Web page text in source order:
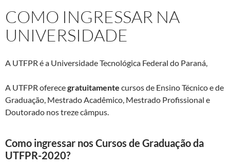
COMO INGRESSAR NA
UNIVERSIDADE
A UTFPR é a Universidade Tecnológica Federal do Paraná,
A UTFPR oferecegratuitamente cursos de Ensino Técnico e de
Graduação, Mestrado Acadêmico, Mestrado Profissional e
Doutorado nos treze câmpus.
Como ingressar nos Cursos de Graduação da
UTFPR-2020?